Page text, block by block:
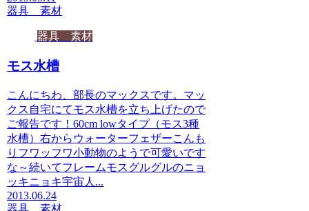
器具 素材
器具 素材
モス水槽
こんにちわ、部長のマックスです。マッ
クス自宅にてモス水槽を立ち上げたので
ご報告です！60cm lowタイプ（モス3種
水槽）右からウォーターフェザーこんも
りフワッフワ小動物のようで可愛いです
な～続いてフレームモスグルグルのニョ
ッキニョキ宇宙人...
2013.06.24
器具 素材